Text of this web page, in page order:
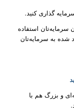
گذاری کنید.
سرمایه‌تان استفاده
شده به سرمایه‌تان
و بزرگ هم با